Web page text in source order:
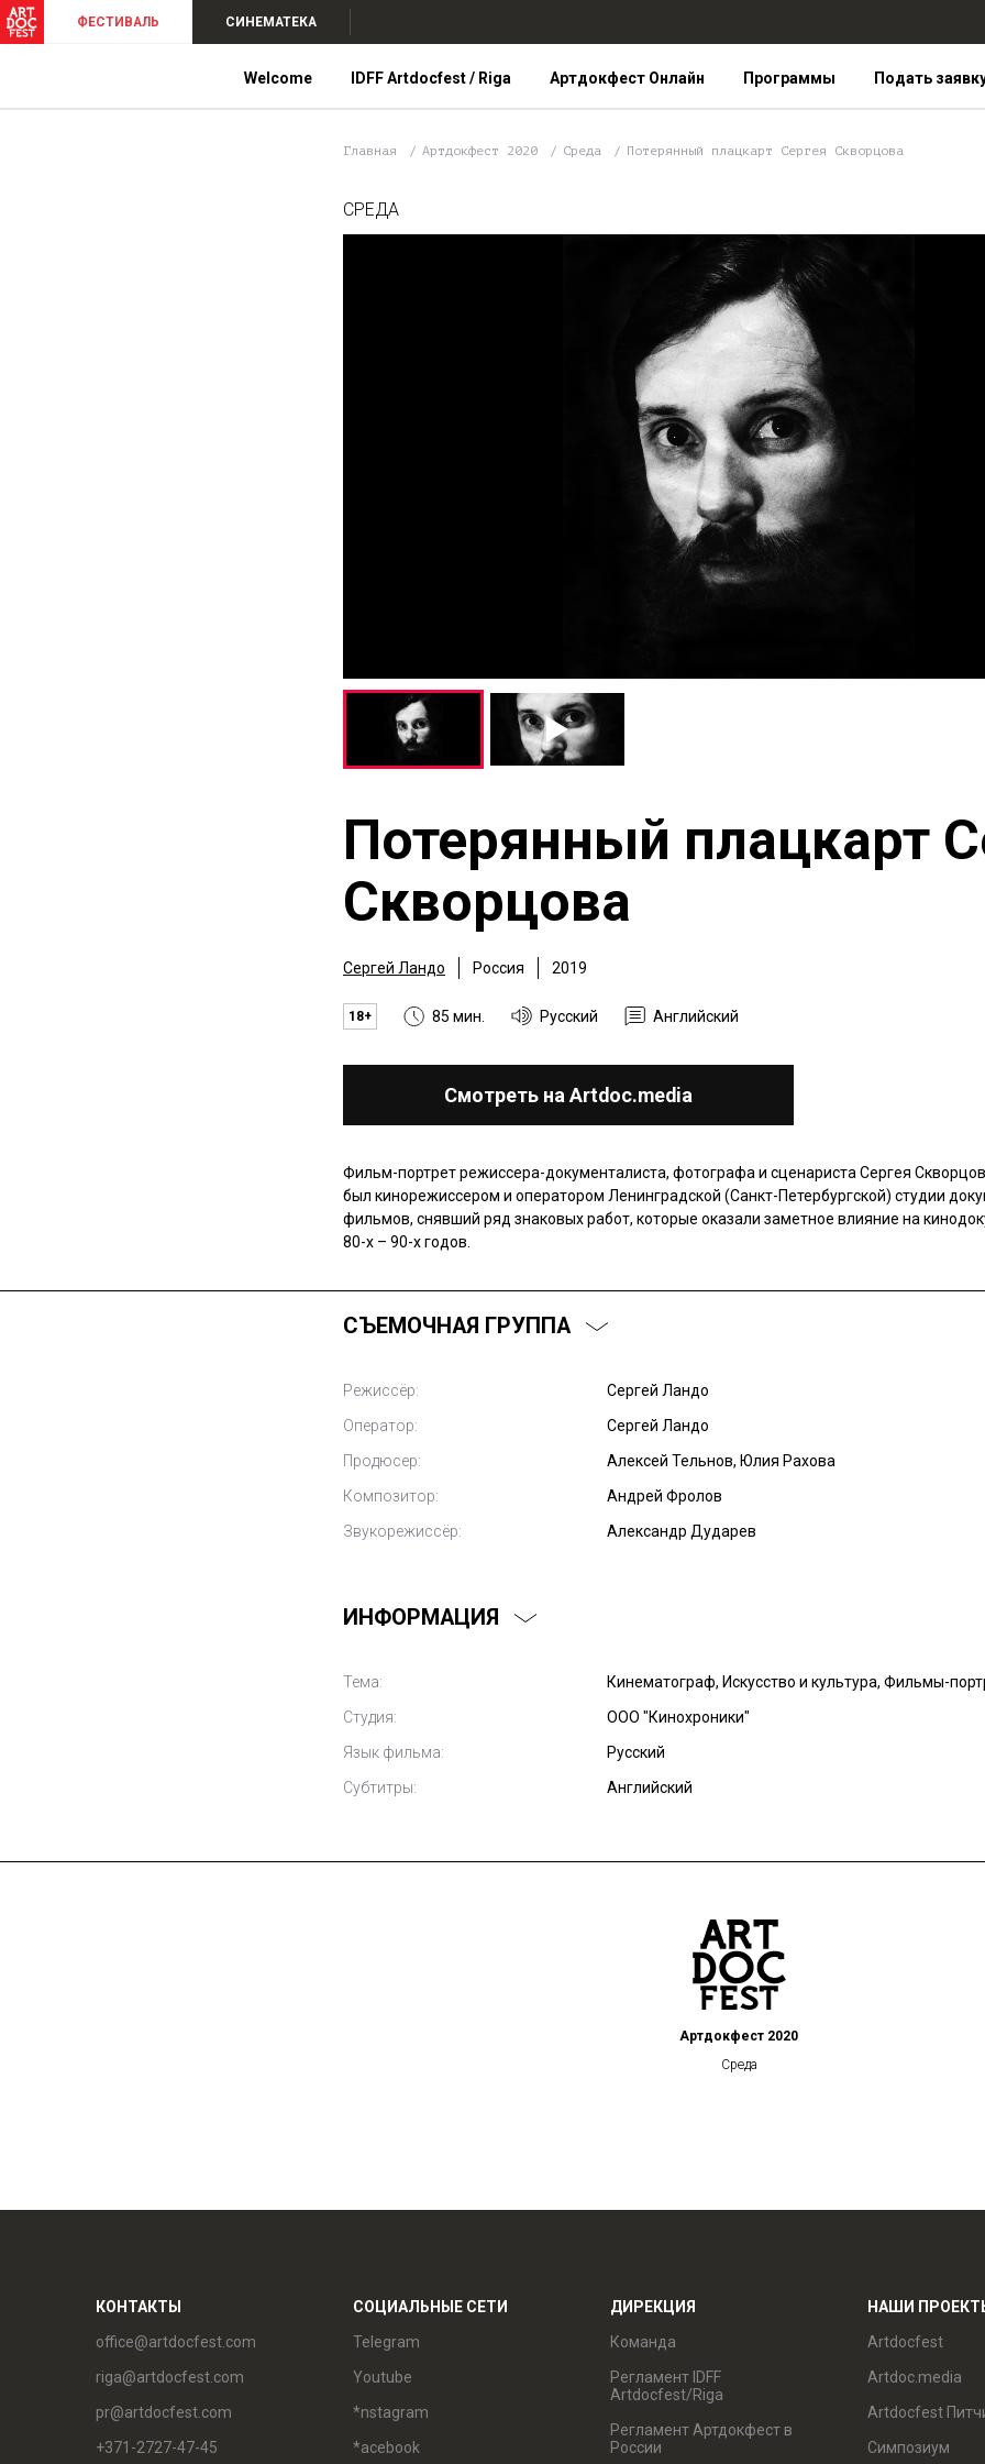
ФЕСТИВАЛЬ СИНЕМАТЕКА
Welcome IDFF Artdocfest / Riga Артдокфест Онлайн Программы Подать
Главная Артдокфест 2020 Среда Потерянный плацкарт Сергея Скворцова
СРЕДА
Потерянный плацкарт
Скворцова
Сергей Ландо Россия 2019
18+ 85 мин. Русский Английский
Смотреть на Artdoc.media
Фильм-портрет режиссера-документалиста, фотографа и сценариста Сергея
был кинорежиссером и оператором Ленинградской (Санкт-Петербургской) студии
фильмов, снявший ряд знаковых работ, которые оказали заметное влияние на
80-х – 90-х годов.
СЪЕМОЧНАЯ ГРУППА
Режиссёр:
Сергей Ландо
Оператор:
Сергей Ландо
Продюсер:
Алексей Тельнов, Юлия Рахова
Композитор:
Андрей Фролов
Звукорежиссёр:
Александр Дударев
ИНФОРМАЦИЯ
Тема:
Кинематограф, Искусство и культура, Фильмы-
Студия:
ООО "Кинохроники"
Язык фильма:
Русский
Субтитры:
Английский
Артдокфест 2020
Среда
КОНТАКТЫ
office@artdocfest.com
riga@artdocfest.com
pr@artdocfest.com
+371-2727-47-45
СОЦИАЛЬНЫЕ СЕТИ
Telegram
Youtube
*nstagram
*acebook
ДИРЕКЦИЯ
Команда
Регламент IDFF
Artdocfest/Riga
Регламент Артдокфест в
России
НАШИ
Artdocfest
Artdoc.media
Artdocfest
Симпозиум